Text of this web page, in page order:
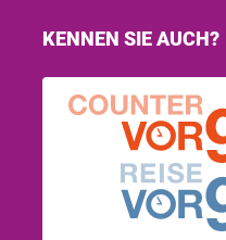
KENNEN SIE AUCH?